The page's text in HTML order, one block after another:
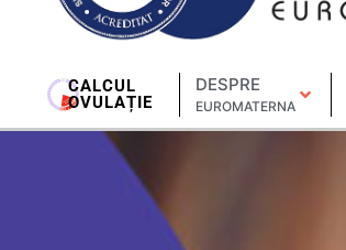
CALCUL
OVULAȚIE
DESPRE
EUROMATERNA